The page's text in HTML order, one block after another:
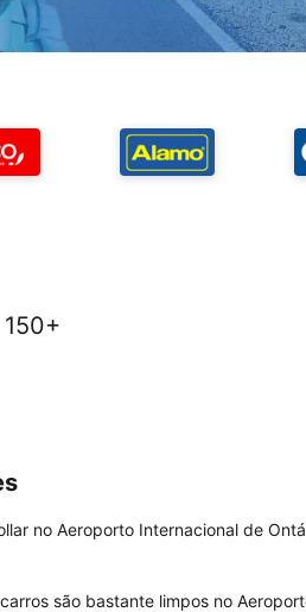
150+
no Aeroporto Internacional de
são bastante limpos no